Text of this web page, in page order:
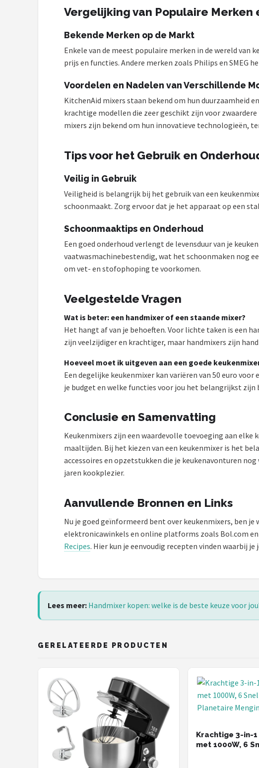
Vergelijking van Populaire Merken
Bekende Merken op de Markt
Enkele van de meest populaire merken in de wereld van
prijs en functies. Andere merken zoals Philips en
Voordelen en Nadelen van Verschillende
KitchenAid mixers staan bekend om hun duurzaamheid
krachtige modellen die zeer geschikt zijn voor
mixers zijn bekend om hun innovatieve technologieën,
Tips voor het Gebruik en
Veilig in Gebruik
Veiligheid is belangrijk bij het gebruik van een
schoonmaakt. Zorg ervoor dat je het apparaat op een
Schoonmaaktips en Onderhoud
Een goed onderhoud verlengt de levensduur van je
vaatwasmachinebestendig, wat het schoonmaken nog
om vet- en stofophoping te voorkomen.
Veelgestelde Vragen
Wat is beter: een handmixer of een staande mixer?
Het hangt af van je behoeften. Voor lichte taken is een
zijn veelzijdiger en krachtiger, maar handmixers zijn
Hoeveel moet ik uitgeven aan een goede
Een degelijke keukenmixer kan variëren van 50 euro
je budget en welke functies voor jou het belangrijkst zijn
Conclusie en Samenvatting
Keukenmixers zijn een waardevolle toevoeging aan
maaltijden. Bij het kiezen van een keukenmixer is het
accessoires en opzetstukken die je keukenavonturen
jaren kookplezier.
Aanvullende Bronnen en Links
Nu je goed geïnformeerd bent over keukenmixers, ben
elektronicawinkels en online platforms zoals Bol.com
Recipes. Hier kun je eenvoudig recepten vinden waarbij
Lees meer: Handmixer kopen: welke is de beste keuze voor
GERELATEERDE PRODUCTEN
Krachtige 3-in-
met 1000W, 6